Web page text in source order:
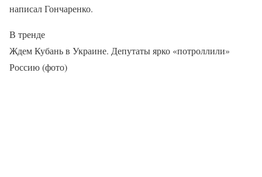
написал Гончаренко.
В тренде
Ждем Кубань в Украине. Депутаты ярко «потроллили»
Россию (фото)